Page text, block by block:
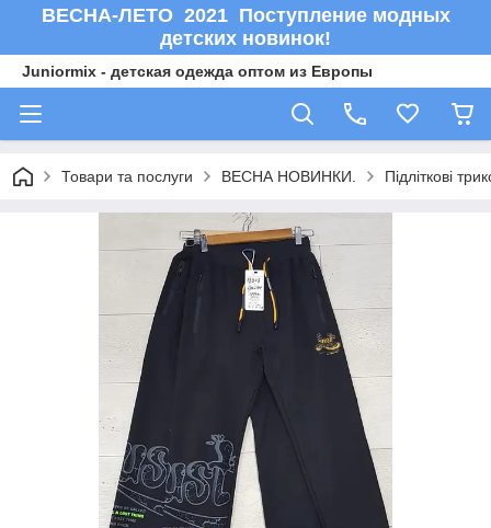
ВЕСНА-ЛЕТО 2021 Поступление модных
детских новинок!
Juniormix - детская одежда оптом из Европы
Товари та послуги ВЕСНА НОВИНКИ. Підліткові